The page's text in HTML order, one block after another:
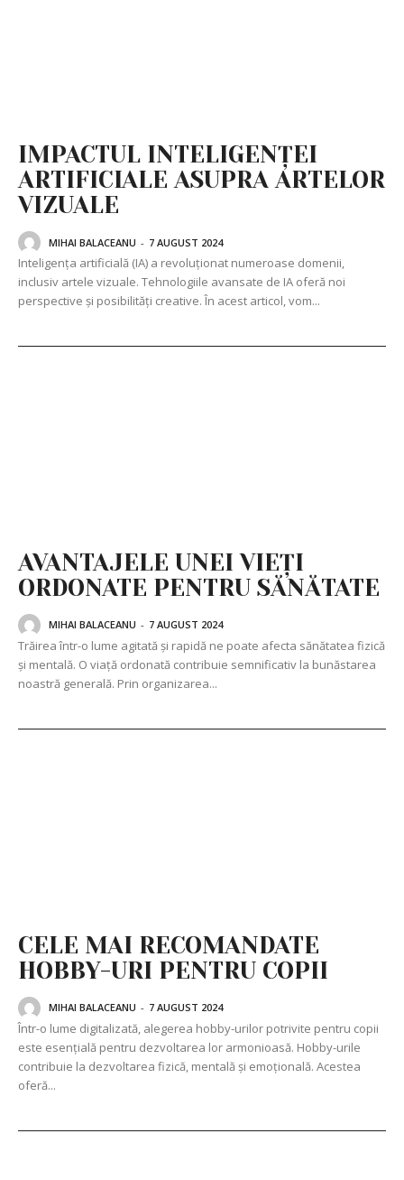
IMPACTUL INTELIGENȚEI
ARTIFICIALE ASUPRA ARTELOR
VIZUALE
MIHAI BALACEANU - 7 AUGUST 2024
Inteligența artificială (IA) a revoluționat numeroase domenii,
inclusiv artele vizuale. Tehnologiile avansate de IA oferă noi
perspective și posibilități creative. În acest articol, vom...
AVANTAJELE UNEI VIEȚI
ORDONATE PENTRU SĂNĂTATE
MIHAI BALACEANU - 7 AUGUST 2024
Trăirea într-o lume agitată și rapidă ne poate afecta sănătatea fizică
și mentală. O viață ordonată contribuie semnificativ la bunăstarea
noastră generală. Prin organizarea...
CELE MAI RECOMANDATE
HOBBY-URI PENTRU COPII
MIHAI BALACEANU - 7 AUGUST 2024
Într-o lume digitalizată, alegerea hobby-urilor potrivite pentru copii
este esențială pentru dezvoltarea lor armonioasă. Hobby-urile
contribuie la dezvoltarea fizică, mentală și emoțională. Acestea
oferă...